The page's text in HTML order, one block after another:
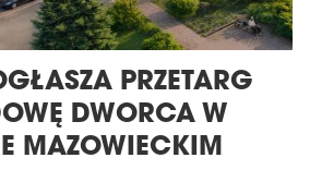
PRZETARG
DWORCA W
MAZOWIECKIM